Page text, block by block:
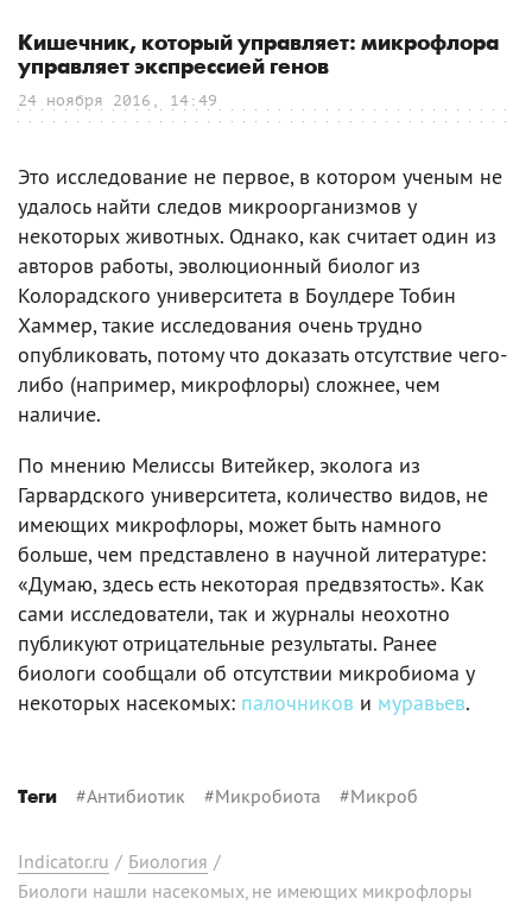
Кишечник, который управляет: микрофлора
управляет экспрессией генов
24 ноября 2016, 14:49
Это исследование не первое, в котором ученым не
удалось найти следов микроорганизмов у
некоторых животных. Однако, как считает один из
авторов работы, эволюционный биолог из
Колорадского университета в Боулдере Тобин
Хаммер, такие исследования очень трудно
опубликовать, потому что доказать отсутствие чего-
либо (например, микрофлоры) сложнее, чем
наличие.
По мнению Мелиссы Витейкер, эколога из
Гарвардского университета, количество видов, не
имеющих микрофлоры, может быть намного
больше, чем представлено в научной литературе:
«Думаю, здесь есть некоторая предвзятость». Как
сами исследователи, так и журналы неохотно
публикуют отрицательные результаты. Ранее
биологи сообщали об отсутствии микробиома у
некоторых насекомых: палочников и муравьев.
Теги #Антибиотик #Микробиота #Микроб
Indicator.ru / Биология /
Биологи нашли насекомых, не имеющих микрофлоры